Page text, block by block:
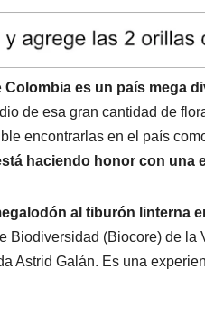
Colombia es un país mega
de esa gran cantidad de
encontrarlas en el país
haciendo honor con una
al tiburón linterna
Biodiversidad (Biocore) de
Astrid Galán. Es una